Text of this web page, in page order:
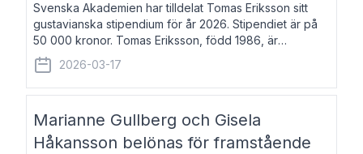
Svenska Akademien har tilldelat Tomas Eriksson sitt
gustavianska stipendium för år 2026. Stipendiet är på
50 000 kronor. Tomas Eriksson, född 1986, är
projektledare inom marknadsföring och författare och
utkom i fjol med boken Syndabocken.
2026-03-17
Marianne Gullberg och Gisela
Håkansson belönas för framstående